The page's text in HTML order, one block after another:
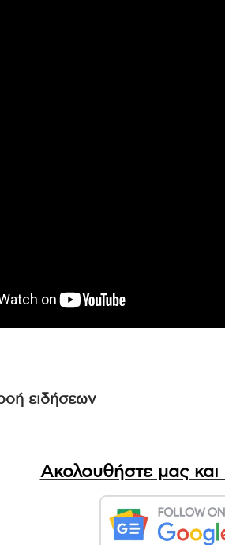
ειδήσεων
Ακολουθήστε μας